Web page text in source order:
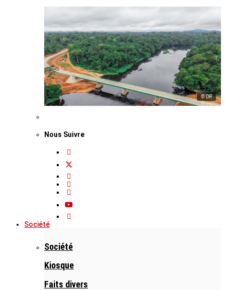
© DR
Nous Suivre
Société
Société
Kiosque
Faits divers